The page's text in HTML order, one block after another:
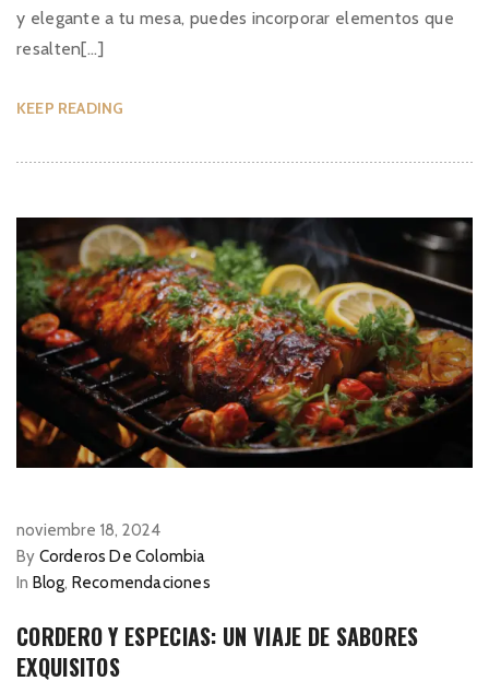
y elegante a tu mesa, puedes incorporar elementos que
resalten[...]
KEEP READING
noviembre 18, 2024
By Corderos De Colombia
In Blog, Recomendaciones
CORDERO Y ESPECIAS: UN VIAJE DE SABORES
EXQUISITOS